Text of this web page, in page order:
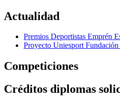
Actualidad
Premios Deportistas Emprén
Proyecto Uniesport
Competiciones
Créditos diplomas